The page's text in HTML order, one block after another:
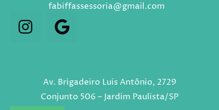
fabiffassessoria@gmail.com⠀
Av. Brigadeiro Luis Antônio, 2729
Conjunto 506 – Jardim Paulista/SP